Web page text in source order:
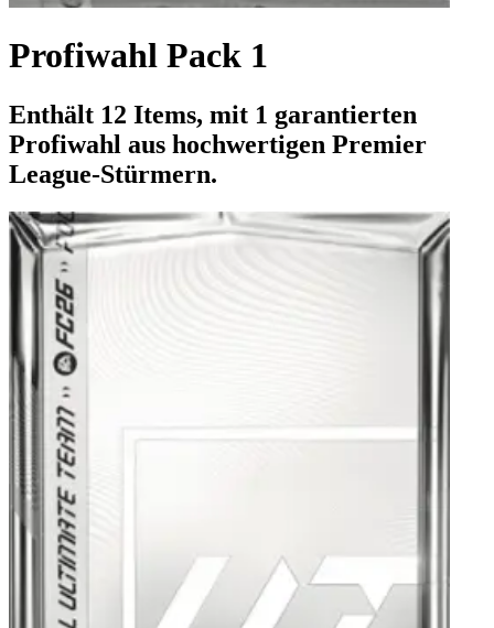
Profiwahl Pack 1
Enthält 12 Items, mit 1 garantierten
Profiwahl aus hochwertigen Premier
League-Stürmern.